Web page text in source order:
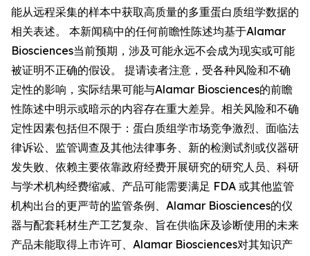
能从远程采集的样本中获取高质量的多重蛋白质组学数据的
相关表述。 本新闻稿中的任何前瞻性陈述均基于Alamar
Biosciences当前预期，涉及可能永远不会成为现实或可能
被证明不正确的假设。 提请读者注意，受各种风险和不确
定性的影响，实际结果可能与Alamar Biosciences的前瞻
性陈述中明示或暗示的内容存在重大差异。相关风险和不确
定性因素包括但不限于：蛋白质组学市场竞争激烈、面临法
律诉讼、监管调查及其他法律事务、新的检测试剂或仪器研
发失败、依赖主要依靠政府经费开展研究的研究人员、科研
与学术机构经费缩减、产品可能需要满足 FDA 或其他监管
机构出台的更严苛的监管条例、Alamar Biosciences的仪
器与配套耗材生产工艺复杂、旨在供临床及诊断使用的未来
产品未能取得上市许可、Alamar Biosciences对其知识产